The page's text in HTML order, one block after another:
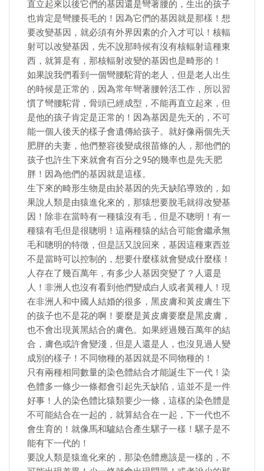
直立起來以後它們的基因還是彎著腰的，生出的孩子
也肯定是彎腰長毛的！因為它們的基因就是那樣！想
要改變基因，就必須有外界因素的介入才可以！核輻
射可以改變基因，先不說那時候有沒有核輻射這種東
西，就算是有，那核輻射改變的基因也是畸形的！
如果說我們看到一個彎腰駝背的老人，但是老人出生
的時候是正常的，因為常年彎著腰幹活工作，所以習
慣了彎腰駝背，骨頭已經成型，不能再直立起來，但
是他的孩子肯定是正常的！因為基因是先天的，不可
能一個人後天的樣子會遺傳給孩子。就好像兩個先天
肥胖的夫妻，他們整容後變成很苗條的人，那他們的
孩子也許生下來就會有百分之95的幾率也是先天肥
胖！因為他們的基因就是這樣。
生下來的畸形生物是由於基因的先天缺陷導致的，如
果說人類是由猿進化來的，那猿想要脫毛就得改變基
因！除非在當時有一種猿沒有毛，但是不聰明！有一
種猿有毛但是很聰明！這兩種猿的結合可能會繼承無
毛和聰明的特徵，但是話又說回來，基因這種東西並
不是當時可以控制的，想要什麼樣就會變成什麼樣！
人存在了幾百萬年，有多少人基因突變了？人還是
人！非洲人也沒有看到他們變成白人或者黃種人！現
在非洲人和中國人結婚的很多，黑皮膚和黃皮膚生下
的孩子也不是花的啊！要麼是黃皮膚要麼是黑皮膚，
也不會出現黃黑結合的膚色。如果經過幾百萬年的結
合，膚色或許會變淺，但是人還是人，也沒見過人變
成別的樣子！不同物種的基因就是不同物種的！
只有兩種相同數量的染色體結合才能誕生下一代！染
色體多一條少一條都會引起先天缺陷，這並不是一件
好事！人的染色體比猿類要少一條，這樣的染色體是
不可能結合在一起的，就算結合在一起，下一代也不
會生育的！就像馬和驢結合產生騾子一樣！騾子是不
能有下一代的！
要說人類是猿進化來的，那染色體應該是一樣的，不